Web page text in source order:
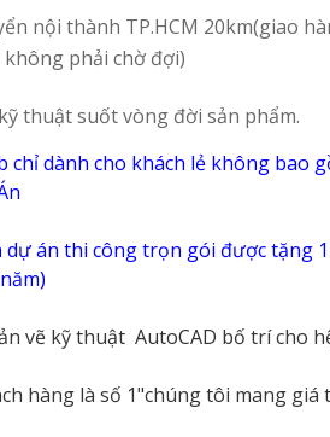
nội thành TP.HCM 20km(giao
phải chờ đợi)
thuật suốt vòng đời sản phẩm.
chỉ dành cho khách lẻ không bao
dự án thi công trọn gói được tặng
vẽ kỹ thuật AutoCAD bố trí cho
hàng là số 1"chúng tôi mang giá